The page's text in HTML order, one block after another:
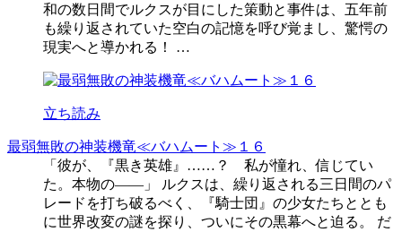
和の数日間でルクスが目にした策動と事件は、五年前
も繰り返されていた空白の記憶を呼び覚まし、驚愕の
現実へと導かれる！ …
立ち読み
最弱無敗の神装機竜≪バハムート≫１６
「彼が、『黒き英雄』……？ 私が憧れ、信じてい
た。本物の――」 ルクスは、繰り返される三日間のパ
レードを打ち破るべく、『騎士団』の少女たちととも
に世界改変の謎を探り、ついにその黒幕へと迫る。 だ